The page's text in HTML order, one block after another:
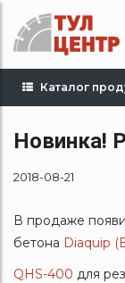
Перейти
основному
Каталог
Новинка!
2018-08-21
В продаже
бетона Diaquip
QHS-400 для